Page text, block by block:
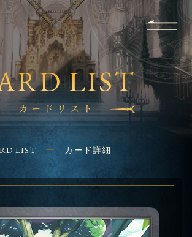
SHOPS
FOR
BEGINNERS
APPLICATION
LIST
カードリスト
LIST カード詳細